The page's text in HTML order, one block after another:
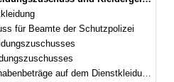
für Beamte der Schutzpolizei
auf dem Dienstkleidungskonto